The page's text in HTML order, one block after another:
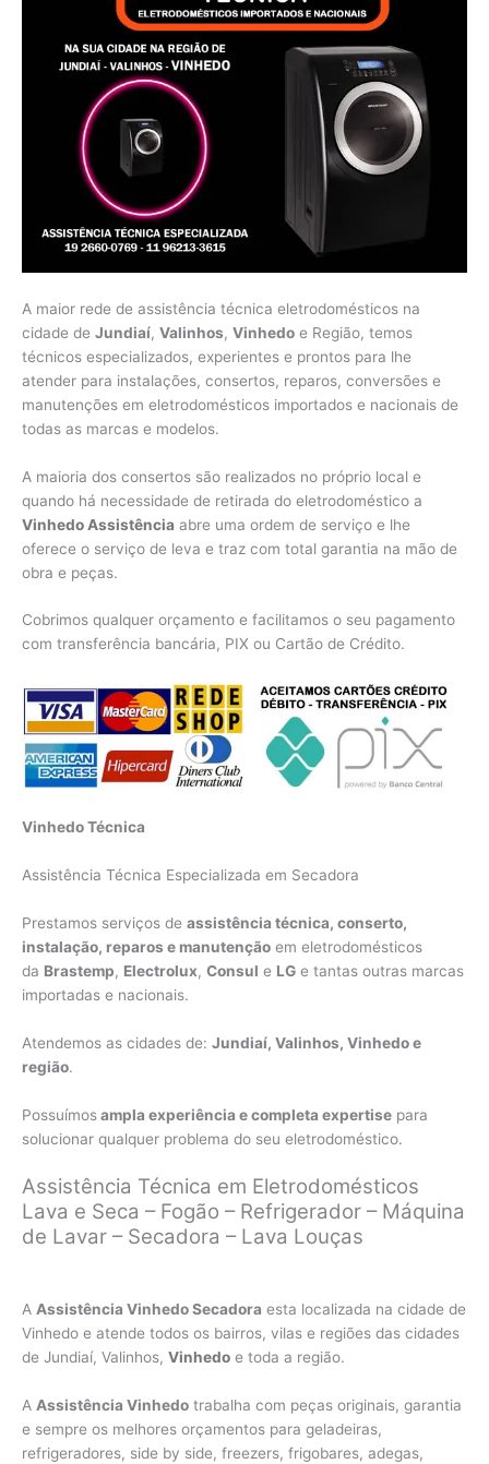
A maior rede de assistência técnica eletrodomésticos na
cidade de Jundiaí, Valinhos, Vinhedo e Região, temos
técnicos especializados, experientes e prontos para lhe
atender para instalações, consertos, reparos, conversões e
manutenções em eletrodomésticos importados e nacionais de
todas as marcas e modelos.
A maioria dos consertos são realizados no próprio local e
quando há necessidade de retirada do eletrodoméstico a
Vinhedo Assistência abre uma ordem de serviço e lhe
oferece o serviço de leva e traz com total garantia na mão de
obra e peças.
Cobrimos qualquer orçamento e facilitamos o seu pagamento
com transferência bancária, PIX ou Cartão de Crédito.
Vinhedo Técnica
Assistência Técnica Especializada em Secadora
Prestamos serviços de assistência técnica, conserto,
instalação, reparos e manutenção em eletrodomésticos
da Brastemp, Electrolux, Consul e LG e tantas outras marcas
importadas e nacionais.
Atendemos as cidades de: Jundiaí, Valinhos, Vinhedo e
região.
Possuímosampla experiência e completa expertise para
solucionar qualquer problema do seu eletrodoméstico.
Assistência Técnica em Eletrodomésticos
Lava e Seca – Fogão – Refrigerador – Máquina
de Lavar – Secadora – Lava Louças
A Assistência Vinhedo Secadora esta localizada na cidade de
Vinhedo e atende todos os bairros, vilas e regiões das cidades
de Jundiaí, Valinhos, Vinhedo e toda a região.
A Assistência Vinhedo trabalha com peças originais, garantia
e sempre os melhores orçamentos para geladeiras,
refrigeradores, side by side, freezers, frigobares, adegas,